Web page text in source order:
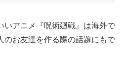
いアニメ『呪術廻戦』は海外で
のお友達を作る際の話題にもで